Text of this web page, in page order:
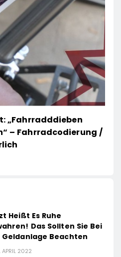
„Fahrradddieben
– Fahrradcodierung /
Heißt Es Ruhe
Das Sollten Sie Bei
Geldanlage Beachten
APRIL 2022